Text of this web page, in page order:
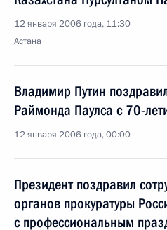
12 января 2006 года, 11:30
Астана
Владимир Путин
Раймонда Паулса с 70-
12 января 2006 года, 00:00
Президент поздравил
органов прокуратуры
с профессиональным